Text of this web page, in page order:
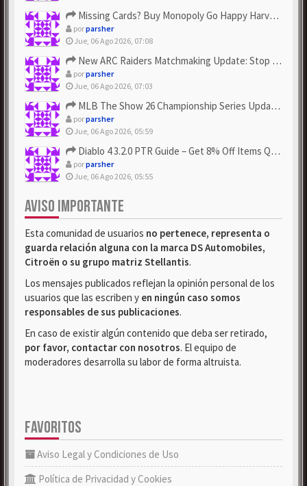
Missing Cards? Buy Monopoly Go Happy Harvest with Looney Tun...
porparsher
Jue, 06 Ago 2026, 07:08
New ARC Raiders Matchmaking Update: Stop Failed - Grab Bluep...
porparsher
Jue, 06 Ago 2026, 07:03
MLB The Show 26 Championship Series Update! Get Cheap & ...
porparsher
Jue, 06 Ago 2026, 05:59
Diablo 4 3.2.0 PTR Guide – Get 8% Off Items Quickly to Test ...
porparsher
Jue, 06 Ago 2026, 05:55
AVISO IMPORTANTE
Esta comunidad de usuarios no pertenece, representa o
guarda relación alguna con la marca DS Automobiles,
Citroën o su grupo matriz Stellantis.
Los mensajes publicados reflejan la opinión personal de los
usuarios que las escriben y en ningún caso somos
responsables de sus publicaciones.
En caso de existir algún contenido que deba ser retirado,
por favor, contactar con nosotros. El equipo de
moderadores desarrolla su labor de forma altruista.
FAVORITOS
Aviso Legal y Condiciones de Uso
Política de Privacidad y Cookies